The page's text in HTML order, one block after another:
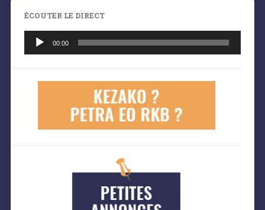
ÉCOUTER LE DIRECT
Lecteur
audio
00:00